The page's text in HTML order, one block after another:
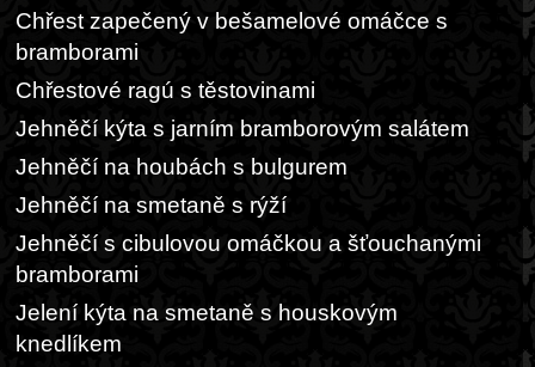
Chřest zapečený v bešamelové omáčce s
bramborami
Chřestové ragú s těstovinami
Jehněčí kýta s jarním bramborovým salátem
Jehněčí na houbách s bulgurem
Jehněčí na smetaně s rýží
Jehněčí s cibulovou omáčkou a šťouchanými
bramborami
Jelení kýta na smetaně s houskovým
knedlíkem